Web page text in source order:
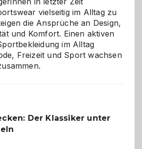
vielseitig im Alltag zu
die Ansprüche an Design,
und Komfort. Einen aktiven
im Alltag
Freizeit und Sport wachsen
Der Klassiker unter